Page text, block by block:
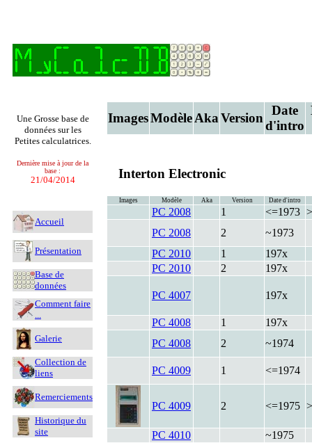
Une Grosse base de
données sur les
Petites calculatrices.
Dernière mise à jour de la
base :
21/04/2014
Accueil
Présentation
Base de
données
Comment faire
...
Galerie
Collection de
liens
Remerciements
Historique du
site
ImagesModèleAkaVersion
Date
d'intro
Interton Electronic
Images Modèle Aka Version Date d'intro
PC 2008 1 <=1973
PC 2008
2
~1973
PC 2010
1
197x
PC 2010
2 197x
PC 4007 197x
PC 4008 1
197x
PC 4008
2 ~1974
PC 4009 1 <=1974
PC 4009 2 <=1975
PC 4010
~1975